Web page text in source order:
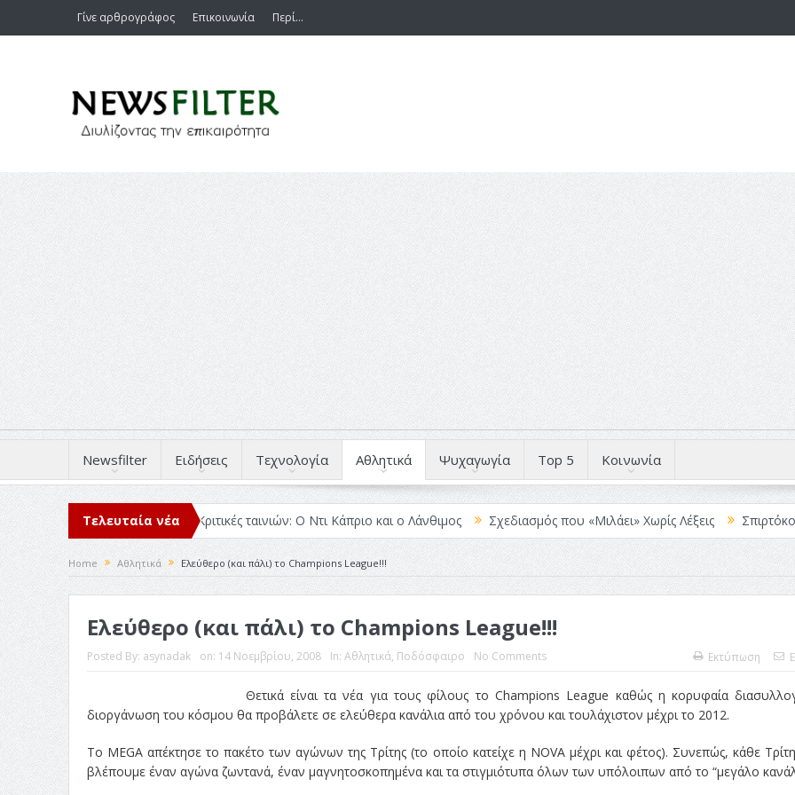
Γίνε αρθρογράφος Επικοινωνία Περί…
Newsfilter Ειδήσεις Τεχνολογία Αθλητικά Ψυχαγωγία Top 5 Κοινωνία
Τελευταία νέα
μέσα στο 2025 Κριτικές ταινιών: Ο Ντι Κάπριο και ο Λάνθιμος Σχεδιασμός που «Μιλάει» Χωρίς Λέξεις Σπιρτόκουτο: η
Home Αθλητικά Ελεύθερο (και πάλι) το Champions League!!!
Ελεύθερο (και πάλι) το Champions League!!!
Posted By: asynadak on: 14 Νοεμβρίου, 2008 In: Αθλητικά, Ποδόσφαιρο No Comments Εκτύπωση
Θετικά είναι τα νέα για τους φίλους το Champions League καθώς η κορυφαία
διοργάνωση του κόσμου θα προβάλετε σε ελεύθερα κανάλια από του χρόνου και τουλάχιστον μέχρι το 2012.
Το MEGA απέκτησε το πακέτο των αγώνων της Τρίτης (το οποίο κατείχε η NOVA μέχρι και φέτος). Συνεπώς, κάθε
βλέπουμε έναν αγώνα ζωντανά, έναν μαγνητοσκοπημένα και τα στιγμιότυπα όλων των υπόλοιπων από το “μεγάλο